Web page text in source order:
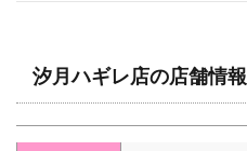
汐月ハギレ店の店舗情報